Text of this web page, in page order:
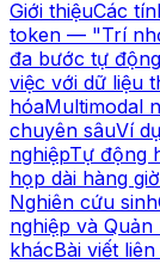
Giới thiệuCác
token — "Trí
đa bước tự động
việc với dữ liệu
hóaMultimodal
chuyên sâuVí
nghiệpTự động
họp dài hàng giờ
Nghiên cứu sinh
nghiệp và Quản
khácBài viết